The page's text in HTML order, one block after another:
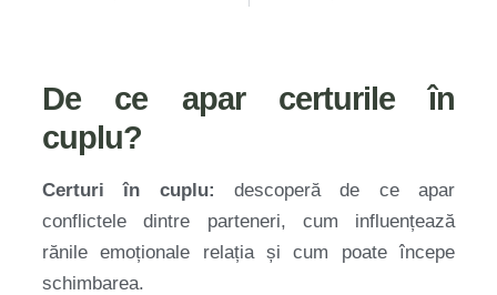
De ce apar certurile în
cuplu?
Certuri în cuplu: descoperă de ce apar
conflictele dintre parteneri, cum influențează
rănile emoționale relația și cum poate începe
schimbarea.